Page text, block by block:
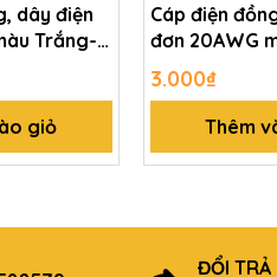
dây điện
Trắng- 1
giỏ
Cáp điện
đơn 20AWG
mét
3.000₫
Thêm
ĐỔI TRẢ